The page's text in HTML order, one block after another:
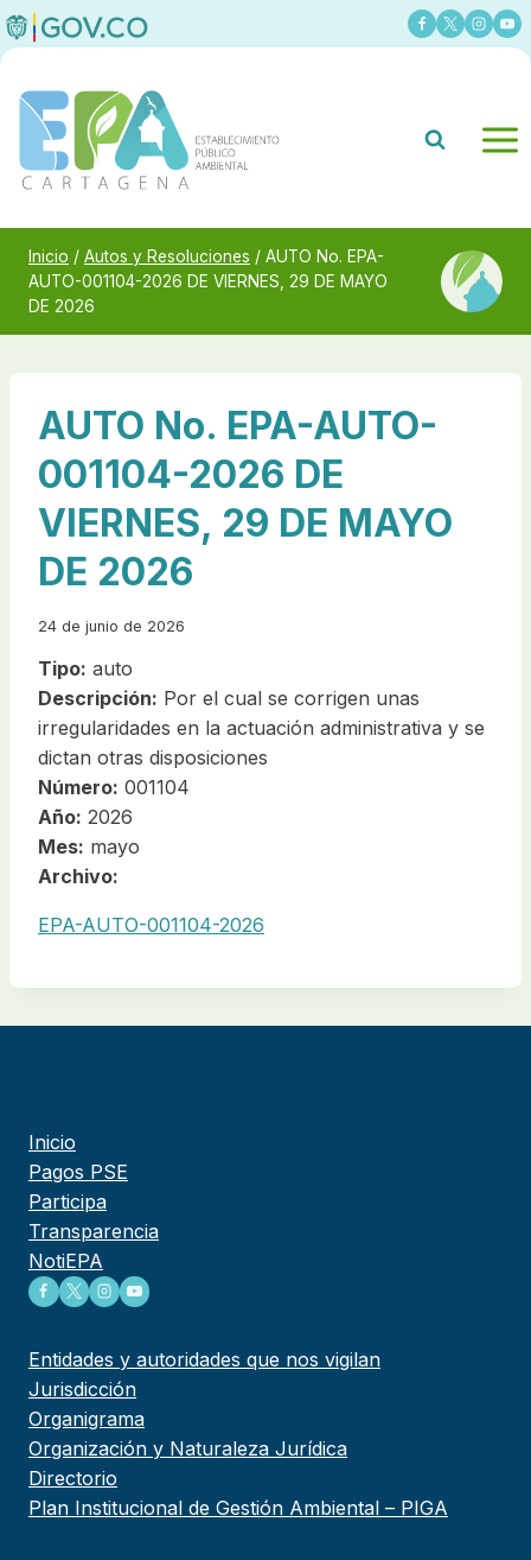
Saltar
al
Inicio / Autos y Resoluciones / AUTO No. EPA-
AUTO-001104-2026 DE VIERNES, 29 DE MAYO
DE 2026
AUTO No. EPA-AUTO-
001104-2026 DE
VIERNES, 29 DE MAYO
DE 2026
24 de junio de 2026
Tipo: auto
Descripción: Por el cual se corrigen unas
irregularidades en la actuación administrativa y se
dictan otras disposiciones
Número: 001104
Año: 2026
Mes: mayo
Archivo:
EPA-AUTO-001104-2026
Inicio
Pagos PSE
Participa
Transparencia
NotiEPA
Entidades y autoridades que nos vigilan
Jurisdicción
Organigrama
Organización y Naturaleza Jurídica
Directorio
Plan Institucional de Gestión Ambiental – PIGA